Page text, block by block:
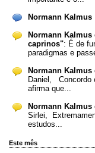
Normann Kalmus
Normann Kalmus
caprinos": É de
paradigmas e
Normann Kalmus
Daniel, Concordo
afirma que...
Normann Kalmus
Sirlei,
estudos...
Este mês